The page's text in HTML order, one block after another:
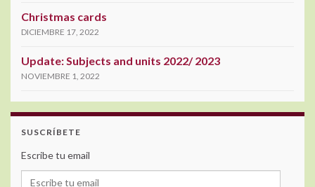
Christmas cards
DICIEMBRE 17, 2022
Update: Subjects and units 2022/ 2023
NOVIEMBRE 1, 2022
SUSCRÍBETE
Escribe tu email
Escribe tu email